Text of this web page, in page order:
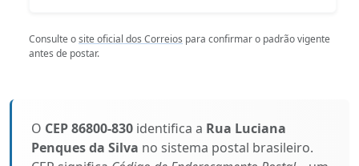
Consulte osite oficial dos Correios para confirmar o padrão vigente
antes de postar.
O CEP 86800-830 identifica a Rua Luciana
Penques da Silva no sistema postal brasileiro.